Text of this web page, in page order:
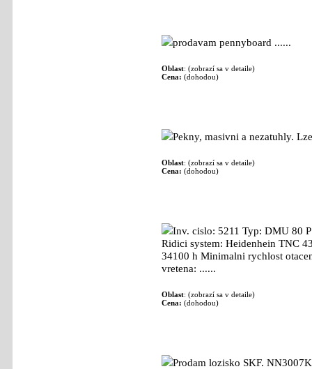
prodavam pennyboard ......
Oblast: (zobrazí sa v detaile)
Cena: (dohodou)
Pekny, masivni a nezatuhly.
Oblast: (zobrazí sa v detaile)
Cena: (dohodou)
Inv. cislo: 5211 Typ: DMU 80
Ridici system: Heidenhein TNC
34100 h Minimalni rychlost
vretena: ......
Oblast: (zobrazí sa v detaile)
Cena: (dohodou)
Prodam lozisko SKF.